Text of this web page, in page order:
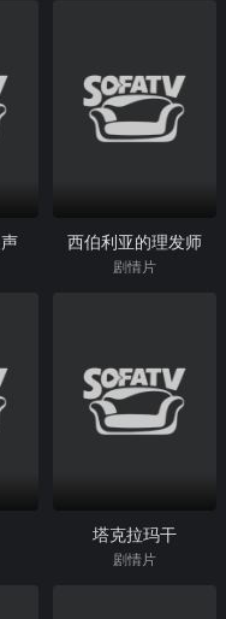
西伯利亚的理发师
剧情片
塔克拉玛干
剧情片